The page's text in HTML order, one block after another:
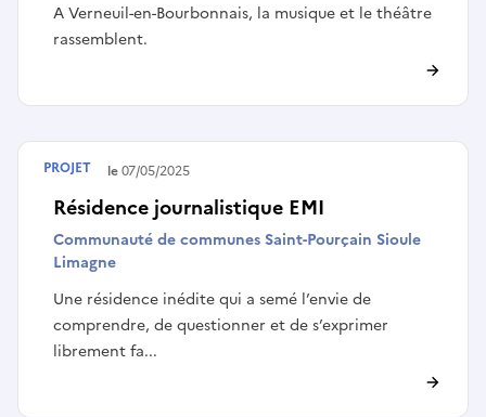
A Verneuil-en-Bourbonnais, la musique et le théâtre
rassemblent.
Résidence journalistique EMI
Communauté de communes Saint-Pourçain Sioule
Limagne
Une résidence inédite qui a semé l’envie de
comprendre, de questionner et de s’exprimer
librement fa...
Terminé le07/05/2025
PROJET